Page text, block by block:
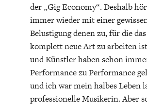
DAS DEUTSCHE
GELDPOLITIK
der „Gig Economy“. Deshalb
immer wieder mit einer
Belustigung denen zu, für die
komplett neue Art zu arbeiten
und Künstler haben schon
Performance zu Performance
und ich war mein halbes Leben
professionelle Musikerin. Aber
Herzlichen Dank dafür … von einem
geschrieben, der ganz genau weiß – wie
Unsicherheit anfühlt!